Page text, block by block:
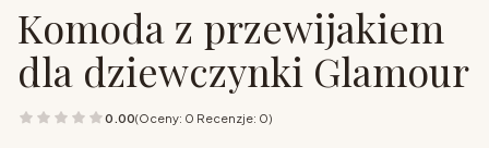
Komoda z przewijakiem
dla dziewczynki Glamour
0.00(Oceny: 0 Recenzje: 0)